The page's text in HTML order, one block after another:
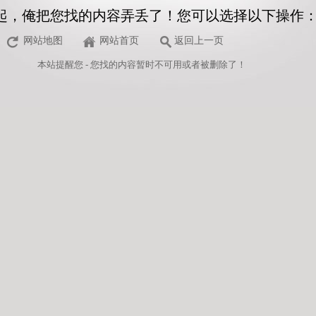
，俺把您找的内容弄丢了！您可以选择以下操作
网站地图 网站首页 返回上一页
本站提醒您 - 您找的内容暂时不可用或者被删除了！